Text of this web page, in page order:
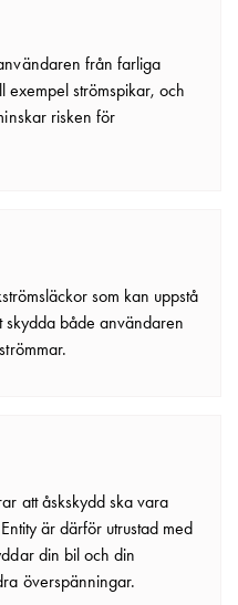
från farliga
exempel strömspikar, och
risken för
som kan uppstå
skydda både användaren
att åskskydd ska vara
är därför utrustad med
din bil och din
överspänningar.